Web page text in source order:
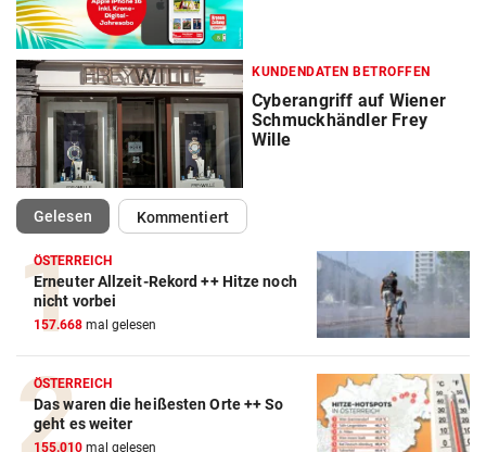
KUNDENDATEN BETROFFEN
Cyberangriff auf Wiener
Schmuckhändler Frey
Wille
Gelesen(ausgewählt)Kommentiert
ÖSTERREICH
Erneuter Allzeit-Rekord ++ Hitze noch
nicht vorbei
157.668 mal gelesen
ÖSTERREICH
Das waren die heißesten Orte ++ So
geht es weiter
155.010 mal gelesen